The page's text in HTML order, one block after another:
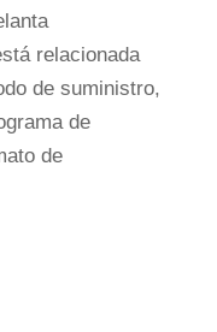
relacionada
de suministro,
de
de